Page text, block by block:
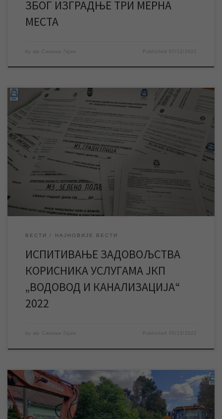
ЗБОГ ИЗГРАДЊЕ ТРИ МЕРНА
МЕСТА
by мр Синиша Гајин Published 07/12/2022
Испитивање задовољства корисника услугама предузећа
спроводи се од 25. новембра до 25. децембра на територији
Града Зрењанина. Упитник се може попунити електронским
путем на сајту предузећа и Града, преузети и попунити у
Корисничком центру у Петефијевој 3, као и у пет месних
заједница. У периоду од 25. новембра до 25. […]
ВЕСТИ НАЈНОВИЈЕ ВЕСТИ
ИСПИТИВАЊЕ ЗАДОВОЉСТВА
КОРИСНИКА УСЛУГАМА ЈКП
„ВОДОВОД И КАНАЛИЗАЦИЈА“
2022
by мр Синиша Гајин Published 05/12/2022
У уторак 29. новембра ЈКП „Водовод и канализација“
Зрењанин започеће радове на реконструкцији дела